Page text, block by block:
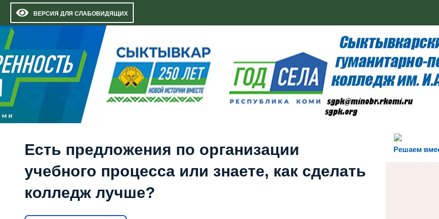
ВЕРСИЯ ДЛЯ СЛАБОВИДЯЩИХ
Решаем
Есть предложения по организации
учебного процесса или знаете, как сделать
колледж лучше?